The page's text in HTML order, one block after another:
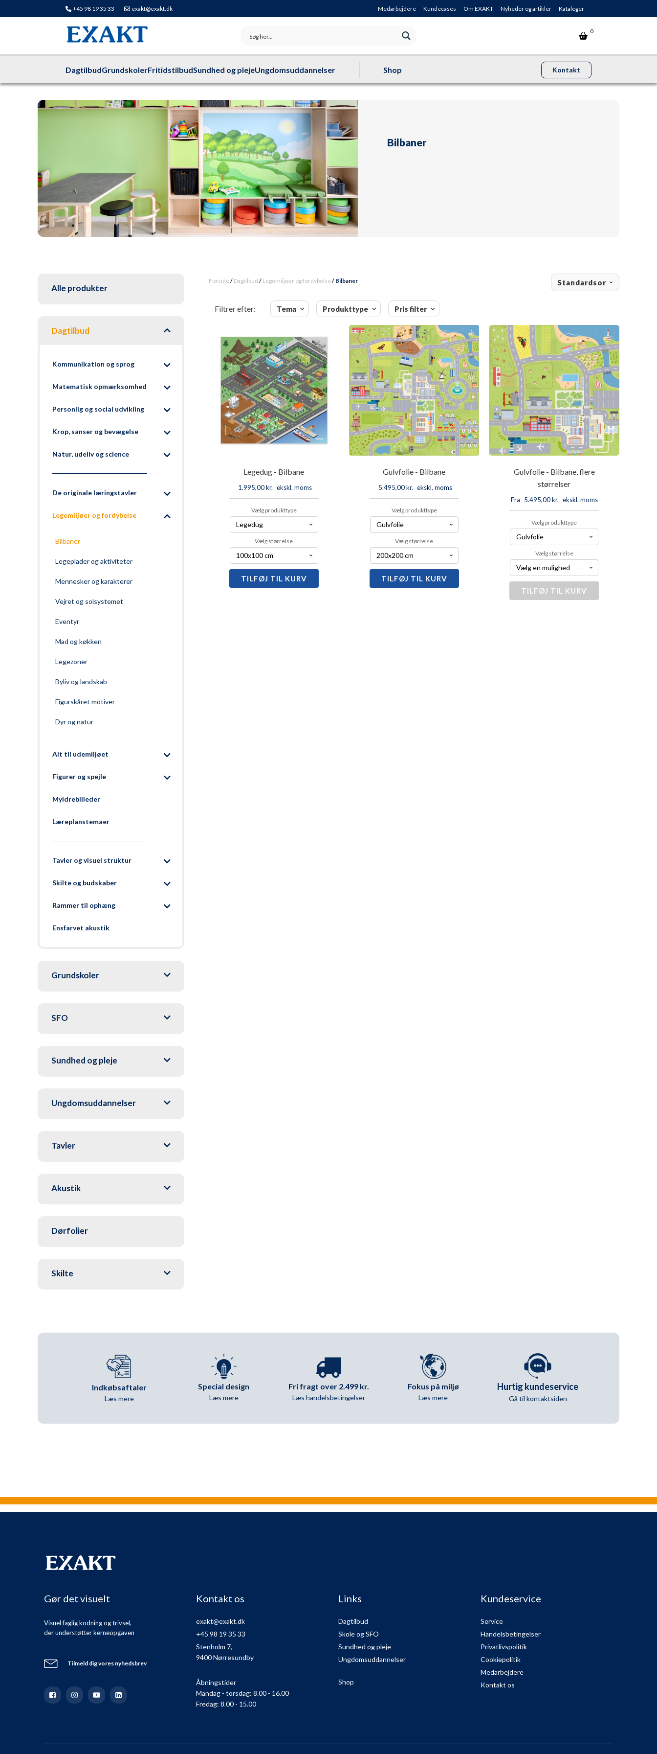
+45 98 19 35 33 exakt@exakt.dk Medarbejdere Kundecases Om EXAKT Nyheder og artikler Kataloger
0
DagtilbudGrundskolerFritidstilbudSundhed og plejeUngdomsuddannelser Shop Kontakt
Bilbaner
Alle produkter
Dagtilbud
Kommunikation og sprog
Matematisk opmærksomhed
Personlig og social udvikling
Krop, sanser og bevægelse
Natur, udeliv og science
De originale læringstavler
Legemiljøer og fordybelse
Bilbaner
Legeplader og aktiviteter
Mennesker og karakterer
Vejret og solsystemet
Eventyr
Mad og køkken
Legezoner
Byliv og landskab
Figurskåret motiver
Dyr og natur
Alt til udemiljøet
Figurer og spejle
Myldrebilleder
Læreplanstemaer
Tavler og visuel struktur
Skilte og budskaber
Rammer til ophæng
Ensfarvet akustik
Grundskoler
SFO
Sundhed og pleje
Ungdomsuddannelser
Tavler
Akustik
Dørfolier
Skilte
Forside/ Dagtilbud / Legemiljøer og fordybelse/ Bilbaner
Filtrer efter: Tema Produkttype Pris filter
Legedug - Bilbane
1.995,00kr. ekskl. moms
Vælg produkttype
Vælg størrelse
Legedug
-
TILFØJ TIL KURV
Gulvfolie - Bilbane
5.495,00kr. ekskl. moms
Vælg produkttype
Vælg størrelse
Gulvfolie
-
TILFØJ TIL KURV
Gulvfolie - Bilbane, flere
størrelser
Fra 5.495,00kr. ekskl. moms
Vælg produkttype
Vælg størrelse
Gulvfolie
-
TILFØJ TIL KURV
Indkøbsaftaler
Læs mere
Special design
Læs mere
Fri fragt over 2.499 kr.
Læs handelsbetingelser
Fokus på miljø
Læs mere
Hurtig kundeservice
Gå til kontaktsiden
Gør det visuelt
Visuel faglig kodning og trivsel,
der understøtter kerneopgaven
Tilmeld dig vores nyhedsbrev
Kontakt os
exakt@exakt.dk
+45 98 19 35 33
Stenholm 7,
9400 Nørresundby
Åbningstider
Mandag - torsdag: 8.00 - 16.00
Fredag: 8.00 - 15.00
Links
Dagtilbud
Skole og SFO
Sundhed og pleje
Ungdomsuddannelser
Shop
Kundeservice
Service
Handelsbetingelser
Privatlivspolitik
Cookiepolitik
Medarbejdere
Kontakt os